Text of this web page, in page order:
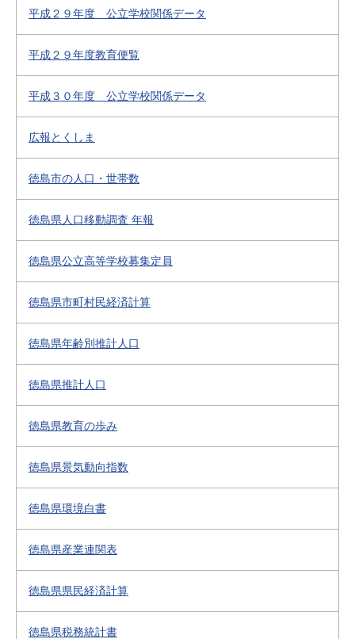
平成２９年度 公立学校関係データ
平成２９年度教育便覧
平成３０年度 公立学校関係データ
広報とくしま
徳島市の人口・世帯数
徳島県人口移動調査 年報
徳島県公立高等学校募集定員
徳島県市町村民経済計算
徳島県年齢別推計人口
徳島県推計人口
徳島県教育の歩み
徳島県景気動向指数
徳島県環境白書
徳島県産業連関表
徳島県県民経済計算
徳島県税務統計書